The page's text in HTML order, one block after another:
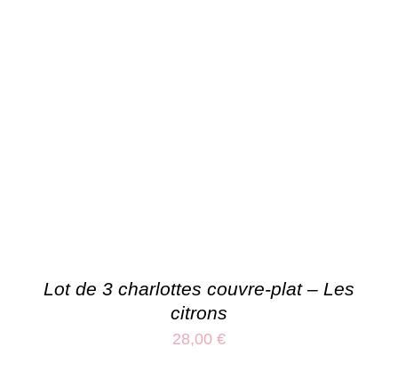
Lot de 3 charlottes couvre-plat – Les
citrons
28,00 €